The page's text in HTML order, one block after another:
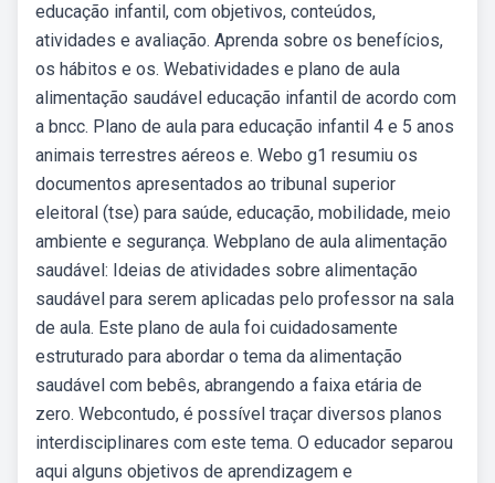
educação infantil, com objetivos, conteúdos,
atividades e avaliação. Aprenda sobre os benefícios,
os hábitos e os. Webatividades e plano de aula
alimentação saudável educação infantil de acordo com
a bncc. Plano de aula para educação infantil 4 e 5 anos
animais terrestres aéreos e. Webo g1 resumiu os
documentos apresentados ao tribunal superior
eleitoral (tse) para saúde, educação, mobilidade, meio
ambiente e segurança. Webplano de aula alimentação
saudável: Ideias de atividades sobre alimentação
saudável para serem aplicadas pelo professor na sala
de aula. Este plano de aula foi cuidadosamente
estruturado para abordar o tema da alimentação
saudável com bebês, abrangendo a faixa etária de
zero. Webcontudo, é possível traçar diversos planos
interdisciplinares com este tema. O educador separou
aqui alguns objetivos de aprendizagem e